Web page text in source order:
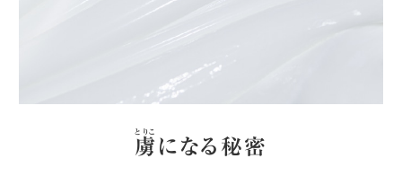
虜
とりこ
になる秘密